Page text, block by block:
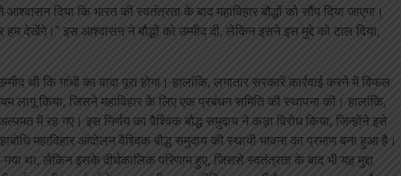
आश्वासन दिया कि भारत की स्वतंत्रता के बाद महाविहार बौद्धों को सौंप दिया जाएगा।
देखेंगे।” इस आश्वासन ने बौद्धों को उम्मीद दी, लेकिन इसने इस मुद्दे को टाल दिया,
थी कि गांधी का वादा पूरा होगा। हालांकि, लगातार सरकारें कार्रवाई करने में विफल
लागू किया, जिसने महाविहार के लिए एक प्रबंधन समिति की स्थापना की। हालांकि,
में रह गए। इस निर्णय का वैश्विक बौद्ध समुदाय ने कड़ा विरोध किया, जिन्होंने इसे
महाविहार आंदोलन वैश्विक बौद्ध समुदाय की स्थायी भावना का प्रमाण बना हुआ है।
गया था, लेकिन इसके दीर्घकालिक परिणाम हुए, जिससे स्वतंत्रता के बाद भी यह मुद्दा